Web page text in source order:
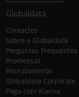
Globaldata
Contactos
Sobre a Globaldata
Perguntas Frequentes
Promessas
Recrutamento
Globaldata Corporate
Paga com Klarna